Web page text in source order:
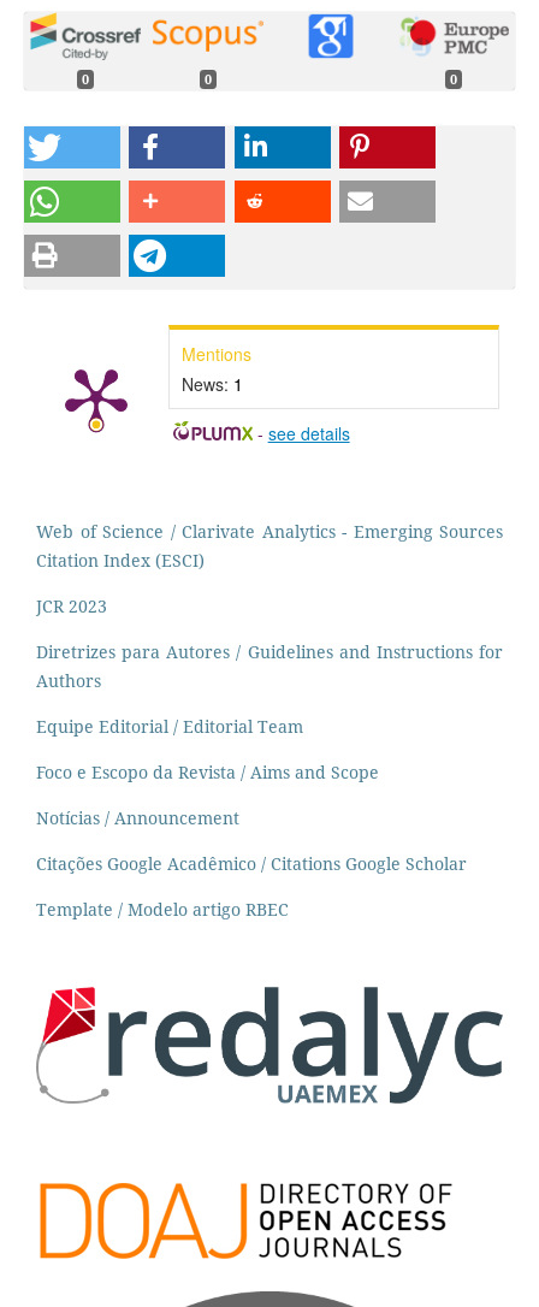
0 0 0
Mentions
News: 1
- see details
Web of Science / Clarivate Analytics - Emerging Sources
Citation Index (ESCI)
JCR 2023
Diretrizes para Autores / Guidelines and Instructions for
Authors
Equipe Editorial / Editorial Team
Foco e Escopo da Revista / Aims and Scope
Notícias / Announcement
Citações Google Acadêmico / Citations Google Scholar
Template / Modelo artigo RBEC